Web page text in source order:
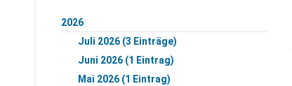
2026
Juli 2026 (3 Einträge)
Juni 2026 (1 Eintrag)
Mai 2026 (1 Eintrag)